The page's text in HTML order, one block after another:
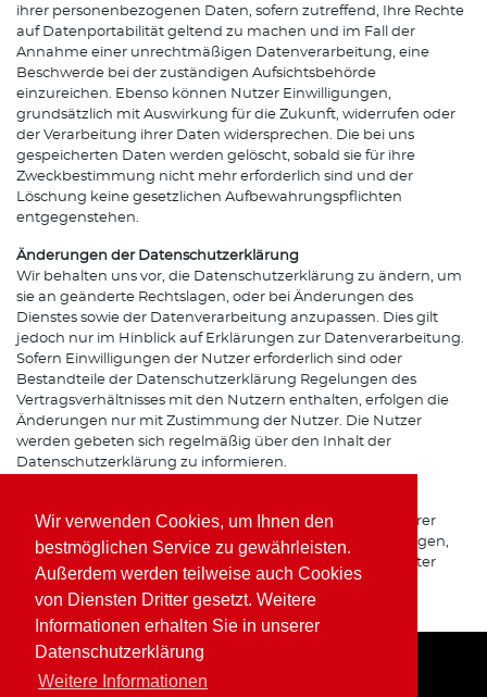
Wir verwenden Cookies, um Ihnen den
bestmöglichen Service zu gewährleisten.
Außerdem werden teilweise auch Cookies
von Diensten Dritter gesetzt. Weitere
Informationen erhalten Sie in unserer
Datenschutzerklärung
Weitere Informationen
ihrer personenbezogenen Daten, sofern zutreffend, Ihre Rechte
auf Datenportabilität geltend zu machen und im Fall der
Annahme einer unrechtmäßigen Datenverarbeitung, eine
Beschwerde bei der zuständigen Aufsichtsbehörde
einzureichen. Ebenso können Nutzer Einwilligungen,
grundsätzlich mit Auswirkung für die Zukunft, widerrufen oder
der Verarbeitung ihrer Daten widersprechen. Die bei uns
gespeicherten Daten werden gelöscht, sobald sie für ihre
Zweckbestimmung nicht mehr erforderlich sind und der
Löschung keine gesetzlichen Aufbewahrungspflichten
entgegenstehen.
Änderungen der Datenschutzerklärung
Wir behalten uns vor, die Datenschutzerklärung zu ändern, um
sie an geänderte Rechtslagen, oder bei Änderungen des
Dienstes sowie der Datenverarbeitung anzupassen. Dies gilt
jedoch nur im Hinblick auf Erklärungen zur Datenverarbeitung.
Sofern Einwilligungen der Nutzer erforderlich sind oder
Bestandteile der Datenschutzerklärung Regelungen des
Vertragsverhältnisses mit den Nutzern enthalten, erfolgen die
Änderungen nur mit Zustimmung der Nutzer. Die Nutzer
werden gebeten sich regelmäßig über den Inhalt der
Datenschutzerklärung zu informieren.
Bei Fragen zur Erhebung, Verarbeitung oder Nutzung Ihrer
personenbezogenen Daten, bei Auskünften, Berichtigungen,
Sperrung oder Löschung von Daten sowie Widerruf erteilter
Einwilligungen wenden Sie sich bitte an unsere(n)
Datenschutzbeauftragte(n) bzw. Apothekeninhaber(in).
Home Impressum